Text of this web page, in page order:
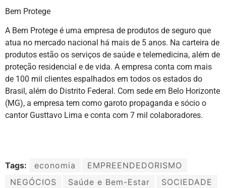
Bem Protege
A Bem Protege é uma empresa de produtos de seguro que
atua no mercado nacional há mais de 5 anos. Na carteira de
produtos estão os serviços de saúde e telemedicina, além de
proteção residencial e de vida. A empresa conta com mais
de 100 mil clientes espalhados em todos os estados do
Brasil, além do Distrito Federal. Com sede em Belo Horizonte
(MG), a empresa tem como garoto propaganda e sócio o
cantor Gusttavo Lima e conta com 7 mil colaboradores.
Tags: economia
EMPREENDEDORISMO
NEGÓCIOS
Saúde e Bem-Estar SOCIEDADE